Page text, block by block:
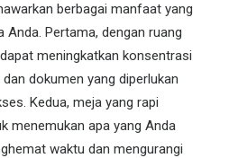
berbagai manfaat yang
Anda. Pertama, dengan ruang
meningkatkan konsentrasi
dokumen yang diperlukan
Kedua, meja yang rapi
menemukan apa yang Anda
waktu dan mengurangi